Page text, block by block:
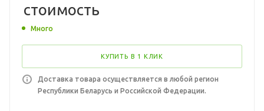
стоимость
Много
КУПИТЬ В 1 КЛИК
Доставка товара осуществляется в любой регион
Республики Беларусь и Российской Федерации.